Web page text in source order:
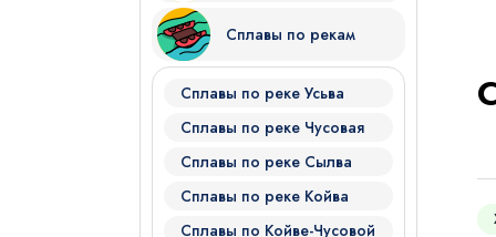
Сплавы по рекам
Сплавы по реке Усьва
Сплавы по реке Чусовая
Сплавы по реке Сылва
Сплавы по реке Койва
Сплавы по Койве-Чусовой
Куда бы Вы хотели отправиться?